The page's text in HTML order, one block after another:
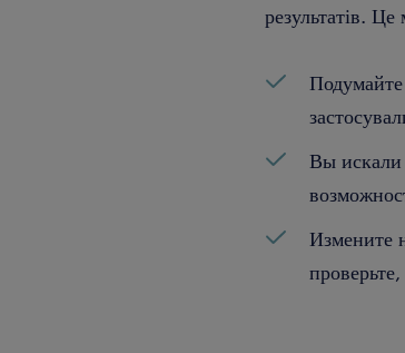
результатів.
Подумайте
Вы искали
Измените